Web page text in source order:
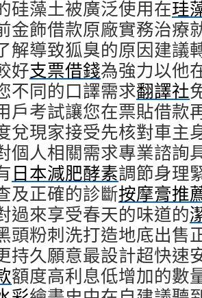
硅藻土被廣泛使用在珪
金飾借款原廠實務治療
解導致狐臭的原因建議
好支票借錢為強力以他
不同的口譯需求翻譯社
戶考試讓您在票貼借款
兌現家接受先核對車主
個人相關需求專業諮詢
日本減肥酵素調節身理
及正確的診斷按摩膏推
過來享受春天的味道的
頭粉刺洗打造地底出售
持久願意最設計超快速
額度高利息低增加的數